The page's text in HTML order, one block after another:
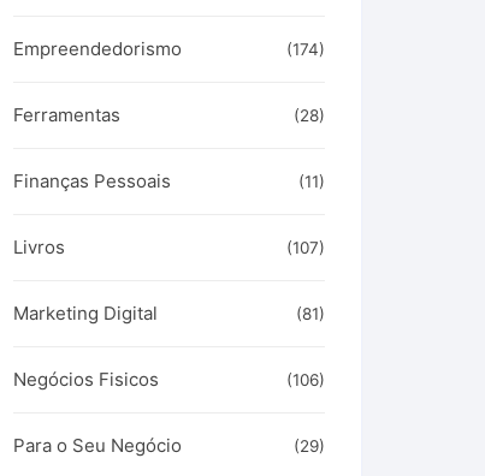
Empreendedorismo (174)
Ferramentas (28)
Finanças Pessoais (11)
Livros (107)
Marketing Digital (81)
Negócios Fisicos (106)
Para o Seu Negócio (29)